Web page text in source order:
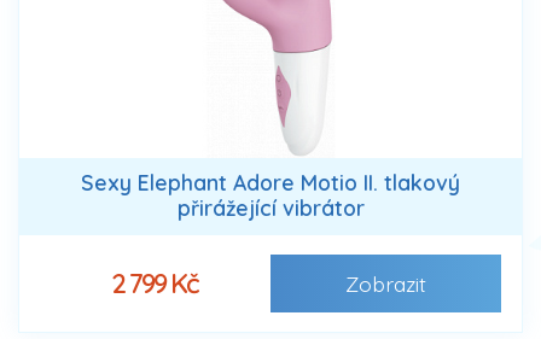
Sexy Elephant Adore Motio II. tlakový
přirážející vibrátor
2 799 Kč Zobrazit